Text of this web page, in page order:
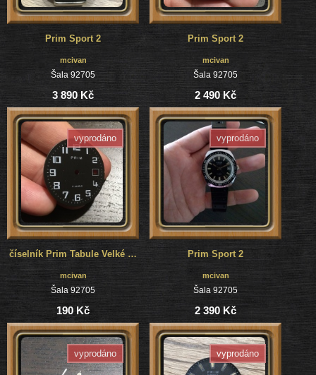
Prim Sport 2
mcivan
Šala 92705
3 890 Kč
Prim Sport 2
mcivan
Šala 92705
2 490 Kč
vyprodáno
číselník Prim Tabule Velké - 17 jewels
mcivan
Šala 92705
190 Kč
vyprodáno
Prim Sport 2
mcivan
Šala 92705
2 390 Kč
vyprodáno vyprodáno